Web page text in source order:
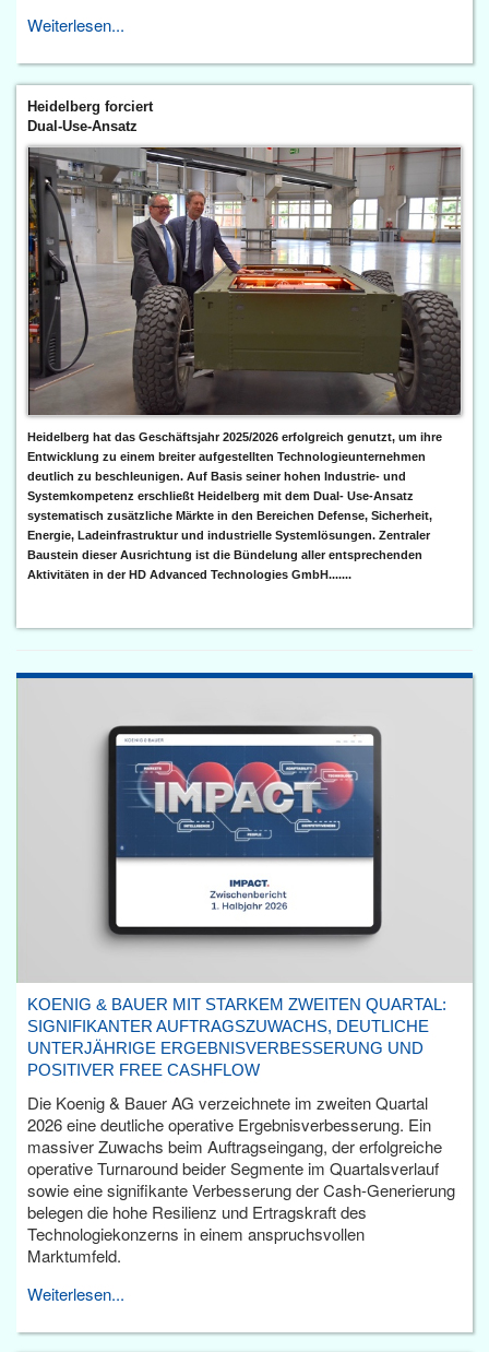
Weiterlesen...
Heidelberg forciert
Dual-Use-Ansatz
Heidelberg hat das Geschäftsjahr 2025/2026 erfolgreich genutzt, um ihre
Entwicklung zu einem breiter aufgestellten Technologieunternehmen
deutlich zu beschleunigen. Auf Basis seiner hohen Industrie- und
Systemkompetenz erschließt Heidelberg mit dem Dual- Use-Ansatz
systematisch zusätzliche Märkte in den Bereichen Defense, Sicherheit,
Energie, Ladeinfrastruktur und industrielle Systemlösungen. Zentraler
Baustein dieser Ausrichtung ist die Bündelung aller entsprechenden
Aktivitäten in der HD Advanced Technologies GmbH.......
KOENIG & BAUER MIT STARKEM ZWEITEN QUARTAL:
SIGNIFIKANTER AUFTRAGSZUWACHS, DEUTLICHE
UNTERJÄHRIGE ERGEBNISVERBESSERUNG UND
POSITIVER FREE CASHFLOW
Die Koenig & Bauer AG verzeichnete im zweiten Quartal
2026 eine deutliche operative Ergebnisverbesserung. Ein
massiver Zuwachs beim Auftragseingang, der erfolgreiche
operative Turnaround beider Segmente im Quartalsverlauf
sowie eine signifikante Verbesserung der Cash-Generierung
belegen die hohe Resilienz und Ertragskraft des
Technologiekonzerns in einem anspruchsvollen
Marktumfeld.
Weiterlesen...